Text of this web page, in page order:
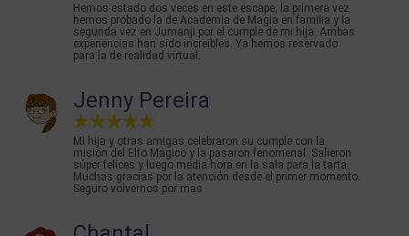
Hemos estado dos veces en este escape, la primera vez
hemos probado la de Academia de Magia en familia y la
segunda vez en Jumanji por el cumple de mi hija. Ambas
experiencias han sido increibles. Ya hemos reservado
para la de realidad virtual.
Jenny Pereira
Mi hija y otras amigas celebraron su cumple con la
misión del Elfo Mágico y la pasaron fenomenal. Salieron
súper felices y luego media hora en la sala para la tarta.
Muchas gracias por la atención desde el primer momento.
Seguro volvemos por mas